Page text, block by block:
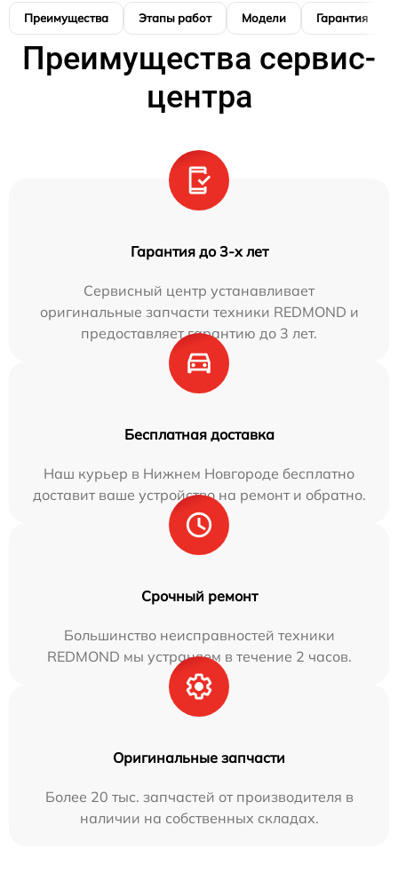
Преимущества Этапы работ Модели Гарантия
Преимущества сервис-
центра
Гарантия до 3-х лет
Сервисный центр устанавливает
оригинальные запчасти техники REDMOND и
предоставляет гарантию до 3 лет.
Бесплатная доставка
Наш курьер в Нижнем Новгороде бесплатно
доставит ваше устройство на ремонт и обратно.
Срочный ремонт
Большинство неисправностей техники
REDMOND мы устраняем в течение 2 часов.
Оригинальные запчасти
Более 20 тыс. запчастей от производителя в
наличии на собственных складах.